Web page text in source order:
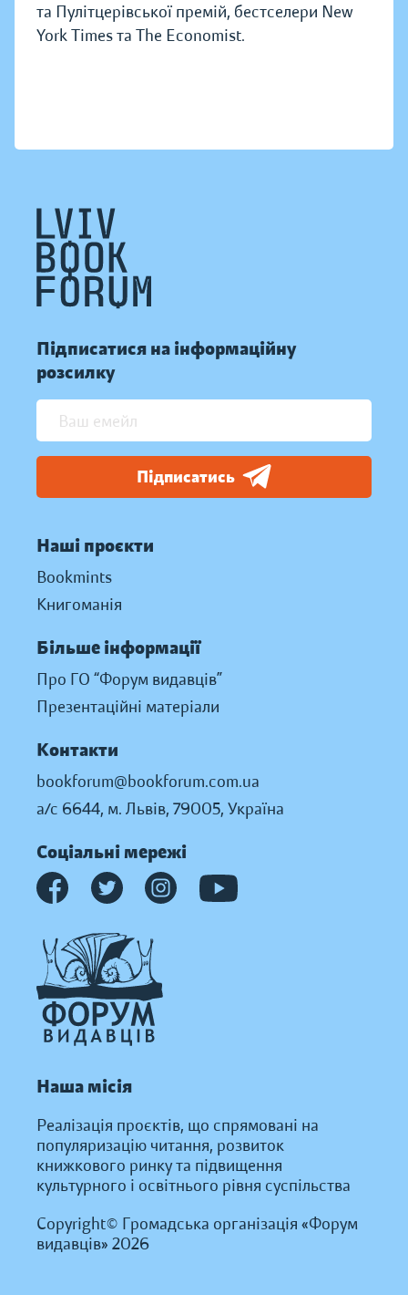
та Пулітцерівської премій, бестселери New
York Times та The Economist.
Підписатися на інформаційну
розсилку
Підписатись
Наші проєкти
Bookmints
Книгоманія
Більше інформації
Про ГО “Форум видавців”
Презентаційні матеріали
Контакти
bookforum@bookforum.com.ua
а/с 6644, м. Львів, 79005, Україна
Соціальні мережі
Наша місія
Реалізація проєктів, що спрямовані на
популяризацію читання, розвиток
книжкового ринку та підвищення
культурного і освітнього рівня суспільства
Copyright© Громадська організація «Форум
видавців» 2026